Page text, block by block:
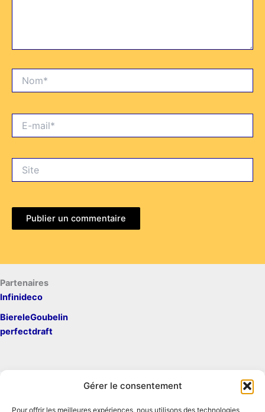
Gérer le consentement
Pour offrir les meilleures expériences, nous utilisons des technologies
mail*
Partenaires
Infinideco
BiereleGoubelin
perfectdraft